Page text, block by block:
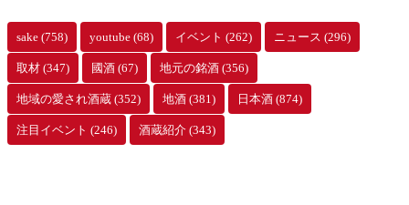
sake (758) youtube (68) イベント (262) ニュース (296)
取材 (347) 國酒 (67) 地元の銘酒 (356)
地域の愛され酒蔵 (352) 地酒 (381) 日本酒 (874)
注目イベント (246) 酒蔵紹介 (343)